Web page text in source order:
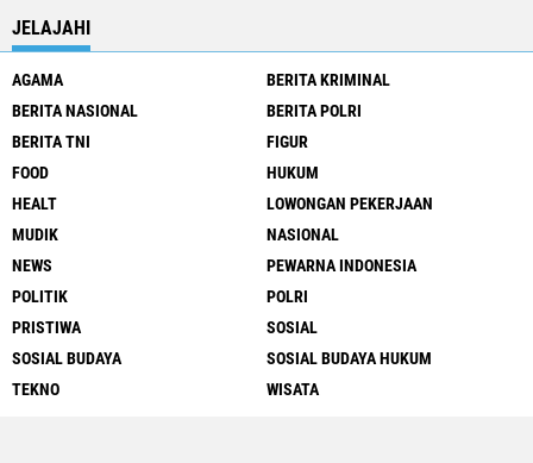
JELAJAHI
AGAMA
BERITA KRIMINAL
BERITA NASIONAL
BERITA POLRI
BERITA TNI
FIGUR
FOOD
HUKUM
HEALT
LOWONGAN PEKERJAAN
MUDIK
NASIONAL
NEWS
PEWARNA INDONESIA
POLITIK
POLRI
PRISTIWA
SOSIAL
SOSIAL BUDAYA
SOSIAL BUDAYA HUKUM
TEKNO
WISATA